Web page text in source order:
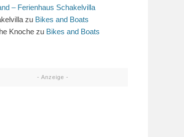
– Ferienhaus Schakelvilla
zu Bikes and Boats
Knoche zu Bikes and Boats
- Anzeige -